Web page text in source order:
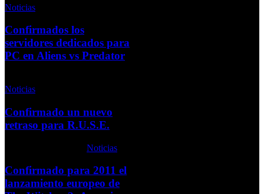
Noticias
Confirmados los
servidores dedicados para
PC en Aliens vs Predator
Noticias
Confirmado un nuevo
retraso para R.U.S.E.
Noticias
Confirmado para 2011 el
lanzamiento europeo de